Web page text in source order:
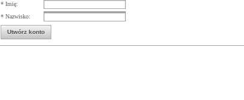
* Imię:
* Nazwisko:
Utwórz konto